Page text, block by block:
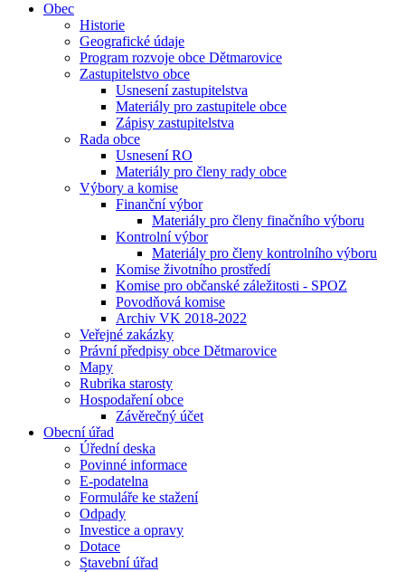
Obec
Historie
Geografické údaje
Program rozvoje obce Dětmarovice
Zastupitelstvo obce
Usnesení zastupitelstva
Materiály pro zastupitele obce
Zápisy zastupitelstva
Rada obce
Usnesení RO
Materiály pro členy rady obce
Výbory a komise
Finanční výbor
Materiály pro členy finačního výboru
Kontrolní výbor
Materiály pro členy kontrolního výboru
Komise životního prostředí
Komise pro občanské záležitosti - SPOZ
Povodňová komise
Archiv VK 2018-2022
Veřejné zakázky
Právní předpisy obce Dětmarovice
Mapy
Rubrika starosty
Hospodaření obce
Závěrečný účet
Obecní úřad
Úřední deska
Povinné informace
E-podatelna
Formuláře ke stažení
Odpady
Investice a opravy
Dotace
Stavební úřad